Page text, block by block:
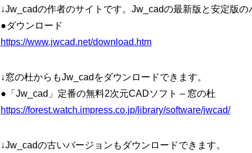
↓Jw_cadの作者のサイトです。Jw_cadの最新版と安定版の
●ダウンロード
https://www.jwcad.net/download.htm
↓窓の杜からもJw_cadをダウンロードできます。
●「Jw_cad」定番の無料2次元CADソフト – 窓の杜
https://forest.watch.impress.co.jp/library/software/jwcad/
↓Jw_cadの古いバージョンもダウンロードできます。